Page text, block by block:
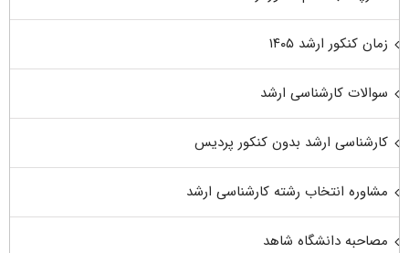
زمان کنکور ارشد ۱۴۰۵
سوالات کارشناسی ارشد
کارشناسی ارشد بدون کنکور پردیس
مشاوره انتخاب رشته کارشناسی ارشد
مصاحبه دانشگاه شاهد